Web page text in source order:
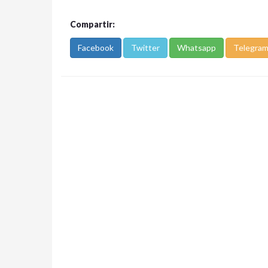
Compartir:
Facebook Twitter Whatsapp Telegram